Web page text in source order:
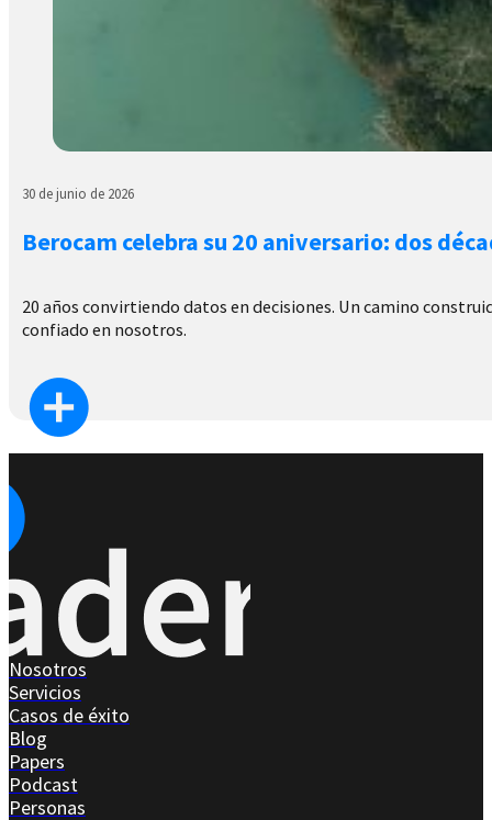
30 de junio de 2026
Berocam celebra su 20 aniversario: dos
20 años convirtiendo datos en decisiones. Un camino
confiado en nosotros.
Nosotros
Servicios
Casos de éxito
Blog
Papers
Podcast
Personas